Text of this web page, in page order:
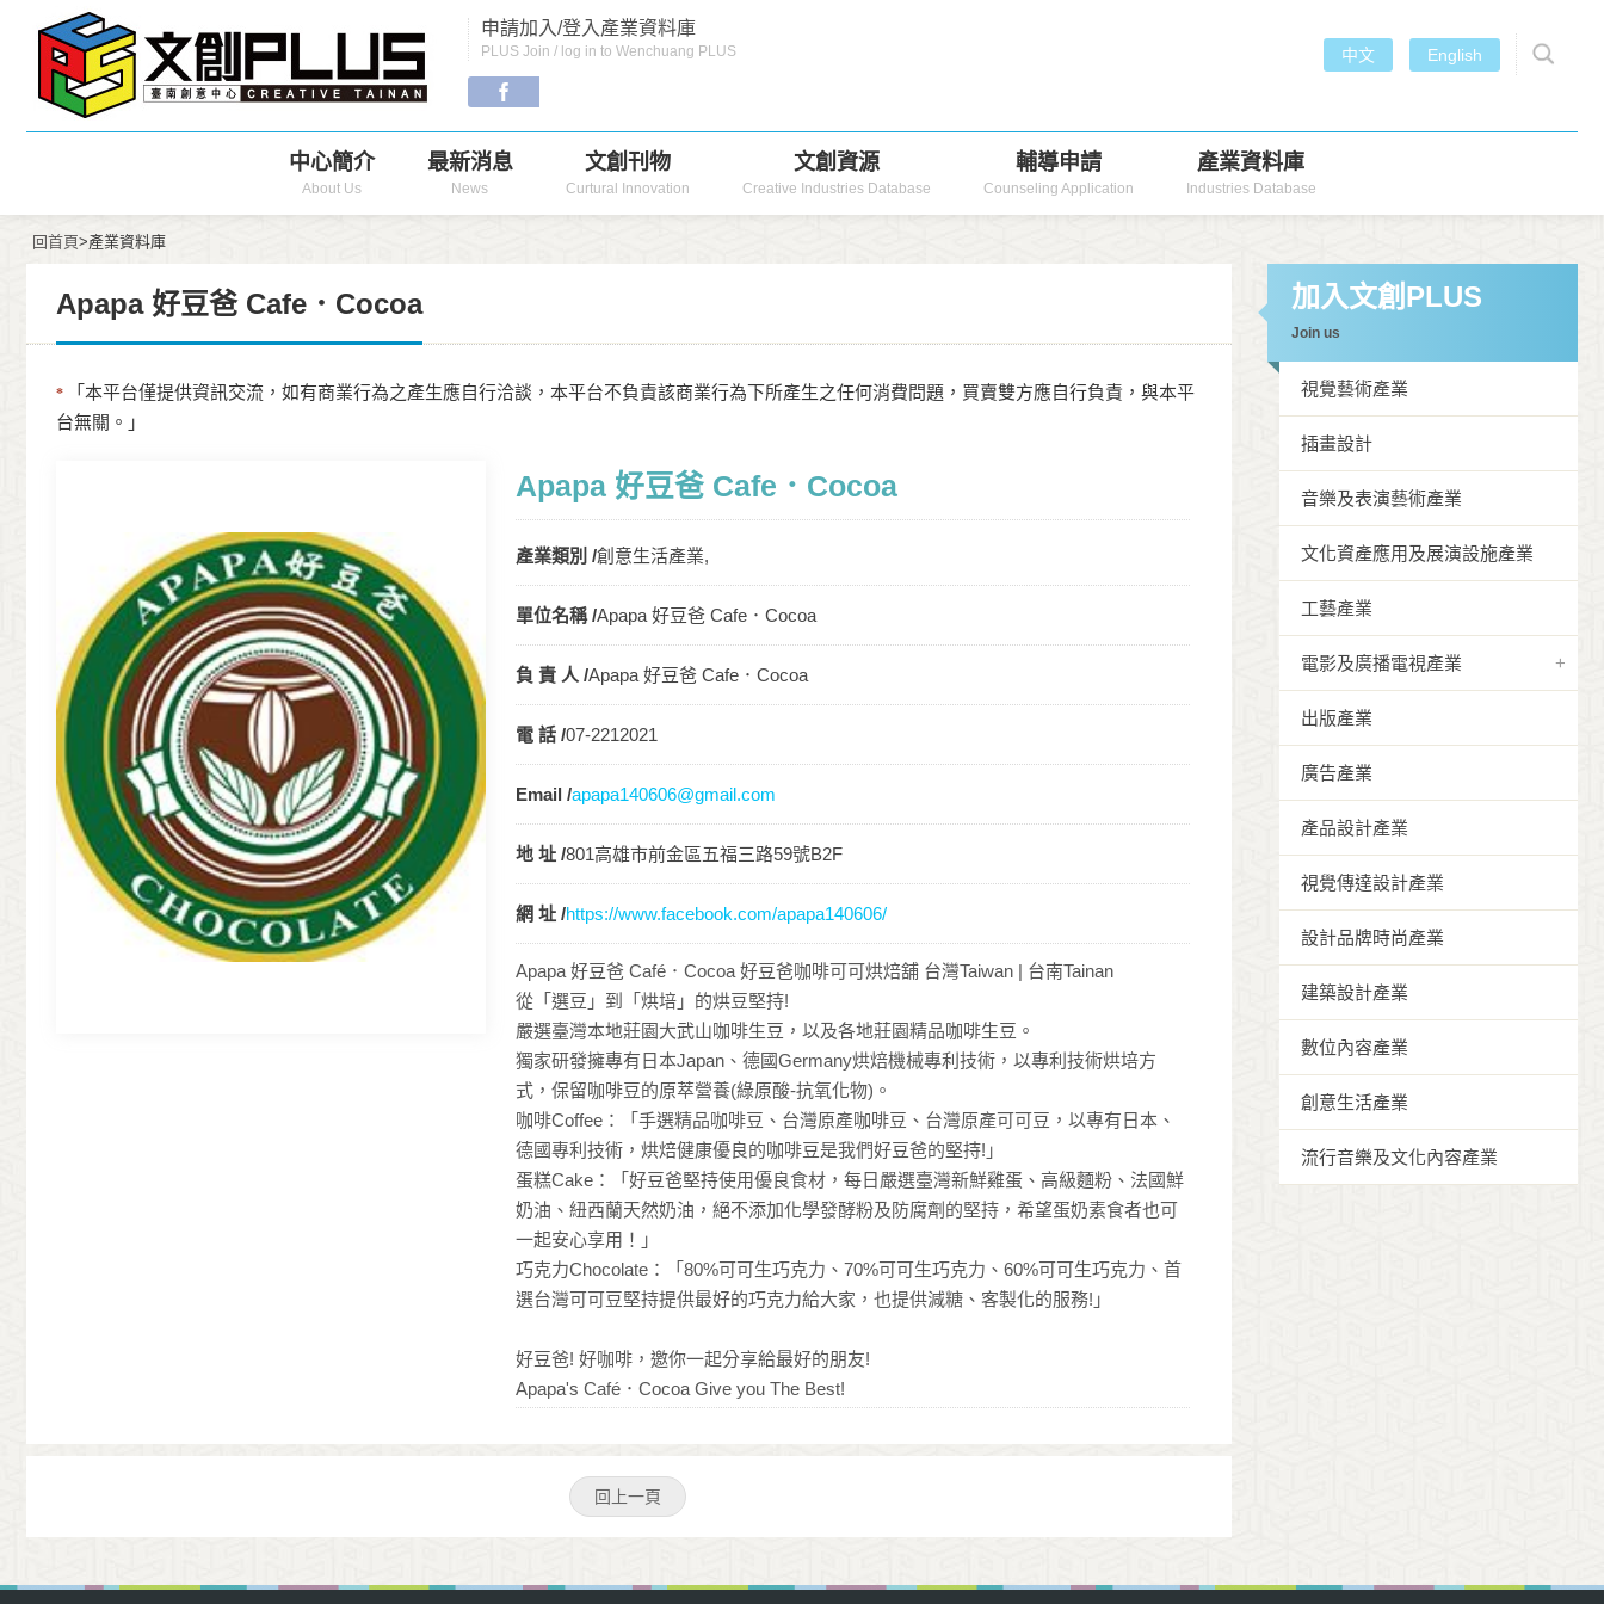
Menu
Navigation
中文 English
中心簡介
About Us
最新消息
News
文創刊物
Curtural Innovation
文創資源
Creative Industries Database
輔導申請
Counseling Application
產業資料庫
Industries Database
申請加入/登入產業資料庫
PLUS Join / log in to Wenchuang PLUS
回首頁>產業資料庫
Apapa 好豆爸 Cafe．Cocoa
*
「本平台僅提供資訊交流，如有商業行為之產生應自行洽談，本平台不負責該商業行為下所產生之任何消費問題，買賣雙方應自行負責，與本平
台無關。」
Apapa 好豆爸 Cafe．Cocoa
產業類別 /創意生活產業,
單位名稱 /Apapa 好豆爸 Cafe．Cocoa
負 責 人 /Apapa 好豆爸 Cafe．Cocoa
電 話 /07-2212021
Email /apapa140606@gmail.com
地 址 /801高雄市前金區五福三路59號B2F
網 址 /https://www.facebook.com/apapa140606/
Apapa 好豆爸 Café．Cocoa 好豆爸咖啡可可烘焙舖 台灣Taiwan | 台南Tainan
從「選豆」到「烘培」的烘豆堅持!
嚴選臺灣本地莊園大武山咖啡生豆，以及各地莊園精品咖啡生豆。
獨家研發擁專有日本Japan、德國Germany烘焙機械專利技術，以專利技術烘培方
式，保留咖啡豆的原萃營養(綠原酸-抗氧化物)。
咖啡Coffee：「手選精品咖啡豆、台灣原產咖啡豆、台灣原產可可豆，以專有日本、
德國專利技術，烘焙健康優良的咖啡豆是我們好豆爸的堅持!」
蛋糕Cake：「好豆爸堅持使用優良食材，每日嚴選臺灣新鮮雞蛋、高級麵粉、法國鮮
奶油、紐西蘭天然奶油，絕不添加化學發酵粉及防腐劑的堅持，希望蛋奶素食者也可
一起安心享用！」
巧克力Chocolate：「80%可可生巧克力、70%可可生巧克力、60%可可生巧克力、首
選台灣可可豆堅持提供最好的巧克力給大家，也提供減糖、客製化的服務!」
好豆爸! 好咖啡，邀你一起分享給最好的朋友!
Apapa's Café．Cocoa Give you The Best!
回上一頁
加入文創PLUS
Join us
視覺藝術產業
插畫設計
音樂及表演藝術產業
文化資產應用及展演設施產業
工藝產業
電影及廣播電視產業
出版產業
廣告產業
產品設計產業
視覺傳達設計產業
設計品牌時尚產業
建築設計產業
數位內容產業
創意生活產業
流行音樂及文化內容產業